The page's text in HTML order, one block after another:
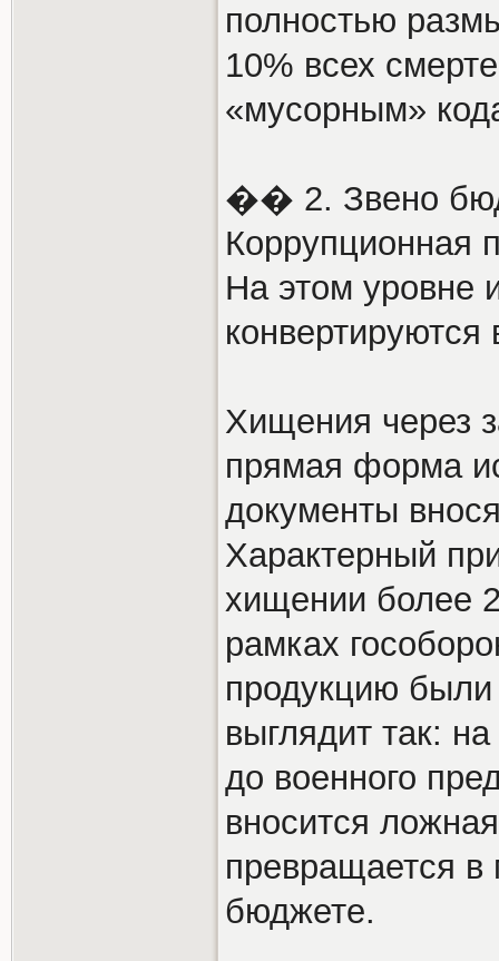
полностью
10% всех
«мусорным»
�� 2. Звено
Коррупционная
На этом уровне
Хищения через
прямая форма
документы
Характерный
хищении более
рамках
продукцию
выглядит так:
до военного
вносится
превращается
бюджете.